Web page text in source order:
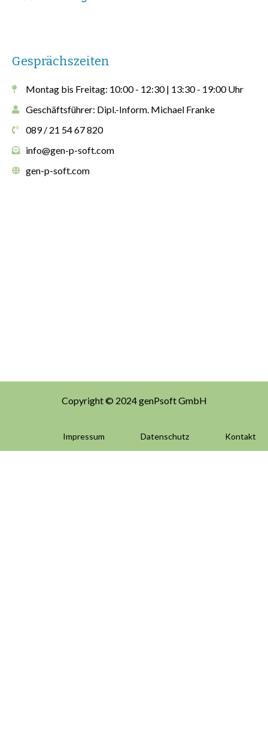
Gesprächszeiten
Montag bis Freitag: 10:00 - 12:30 | 13:30 - 19:00 Uhr
Geschäftsführer: Dipl.-Inform. Michael Franke
089 / 21 54 67 820
info@gen-p-soft.com
gen-p-soft.com
Copyright © 2024 genPsoft GmbH
Impressum Datenschutz Kontakt